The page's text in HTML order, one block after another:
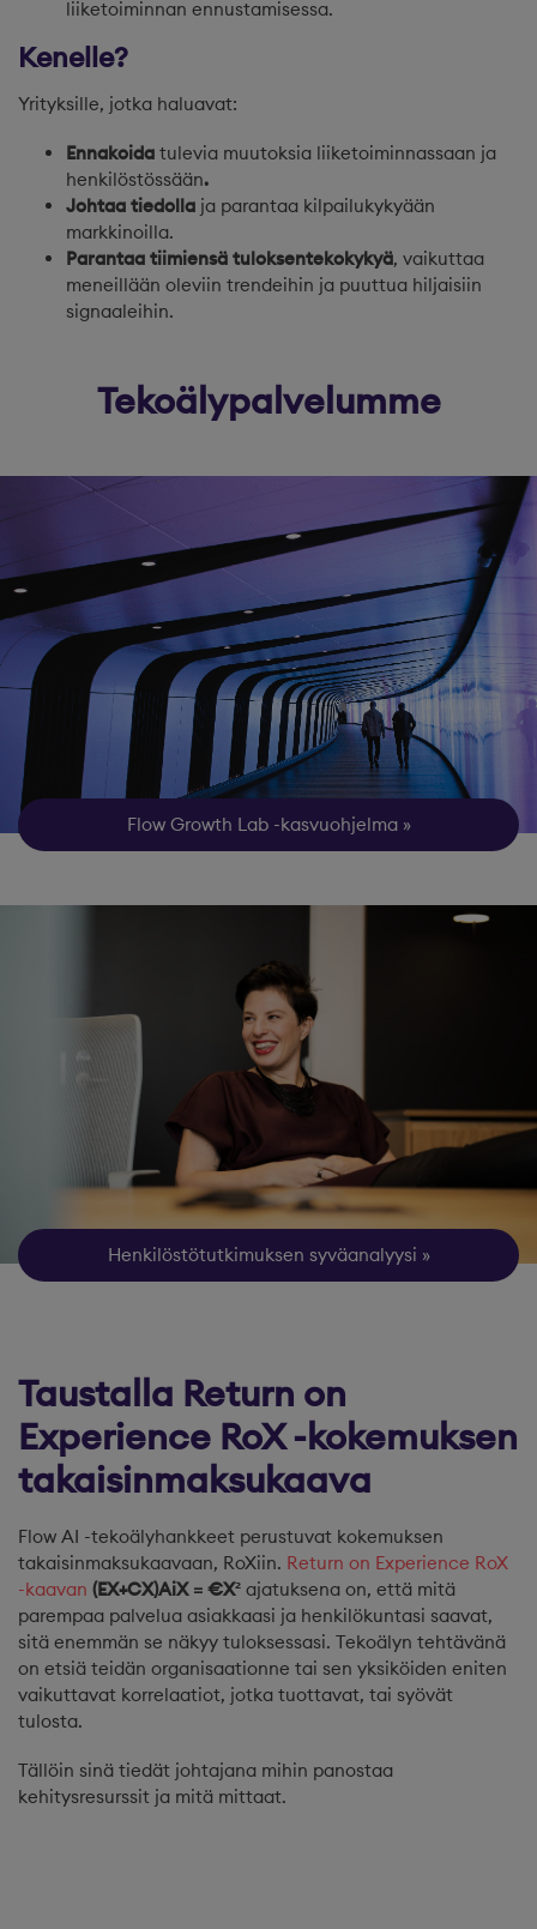
liiketoiminnan ennustamisessa.
Kenelle?
Yrityksille, jotka haluavat:
Ennakoida tulevia muutoksia liiketoiminnassaan ja
henkilöstössään.
Johtaa tiedolla ja parantaa kilpailukykyään
markkinoilla.
Parantaa tiimiensä tuloksentekokykyä, vaikuttaa
meneillään oleviin trendeihin ja puuttua hiljaisiin
signaaleihin.
Tekoälypalvelumme
Flow Growth Lab -kasvuohjelma
Henkilöstötutkimuksen syväanalyysi
Taustalla Return on
Experience RoX -kokemuksen
takaisinmaksukaava
Flow AI -tekoälyhankkeet perustuvat kokemuksen
takaisinmaksukaavaan, RoXiin. Return on Experience RoX
-kaavan (EX+CX)AiX = €X² ajatuksena on, että mitä
parempaa palvelua asiakkaasi ja henkilökuntasi saavat,
sitä enemmän se näkyy tuloksessasi. Tekoälyn tehtävänä
on etsiä teidän organisaationne tai sen yksiköiden eniten
vaikuttavat korrelaatiot, jotka tuottavat, tai syövät
tulosta.
Tällöin sinä tiedät johtajana mihin panostaa
kehitysresurssit ja mitä mittaat.